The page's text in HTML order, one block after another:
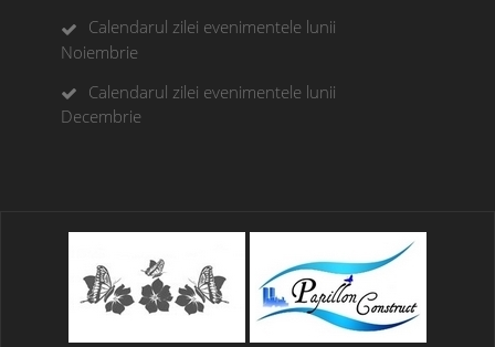
Calendarul zilei evenimentele lunii
Noiembrie
Calendarul zilei evenimentele lunii
Decembrie